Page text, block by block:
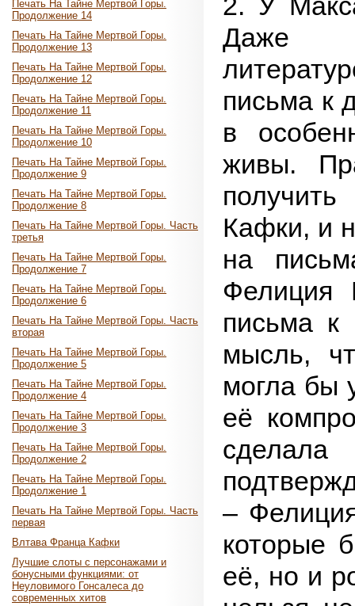
Печать На Тайне Мертвой Горы.
Продолжение 14
Печать На Тайне Мертвой Горы.
Продолжение 13
Печать На Тайне Мертвой Горы.
Продолжение 12
Печать На Тайне Мертвой Горы.
Продолжение 11
Печать На Тайне Мертвой Горы.
Продолжение 10
Печать На Тайне Мертвой Горы.
Продолжение 9
Печать На Тайне Мертвой Горы.
Продолжение 8
Печать На Тайне Мертвой Горы. Часть
третья
Печать На Тайне Мертвой Горы.
Продолжение 7
Печать На Тайне Мертвой Горы.
Продолжение 6
Печать На Тайне Мертвой Горы. Часть
вторая
Печать На Тайне Мертвой Горы.
Продолжение 5
Печать На Тайне Мертвой Горы.
Продолжение 4
Печать На Тайне Мертвой Горы.
Продолжение 3
Печать На Тайне Мертвой Горы.
Продолжение 2
Печать На Тайне Мертвой Горы.
Продолжение 1
Печать На Тайне Мертвой Горы. Часть
первая
Влтава Франца Кафки
Лучшие слоты с персонажами и
бонусными функциями: от
Неуловимого Гонсалеса до
современных хитов
Даже
письма к
в
живы.
Кафки, и
на
Фелиция
письма
мысль,
могла бы
её
–
которые
её, но и